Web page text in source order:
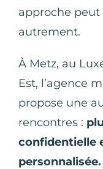
approche
autrement.
À Metz, au
Est, l’agence
propose une
rencontres :
confidentielle
personnalisée.